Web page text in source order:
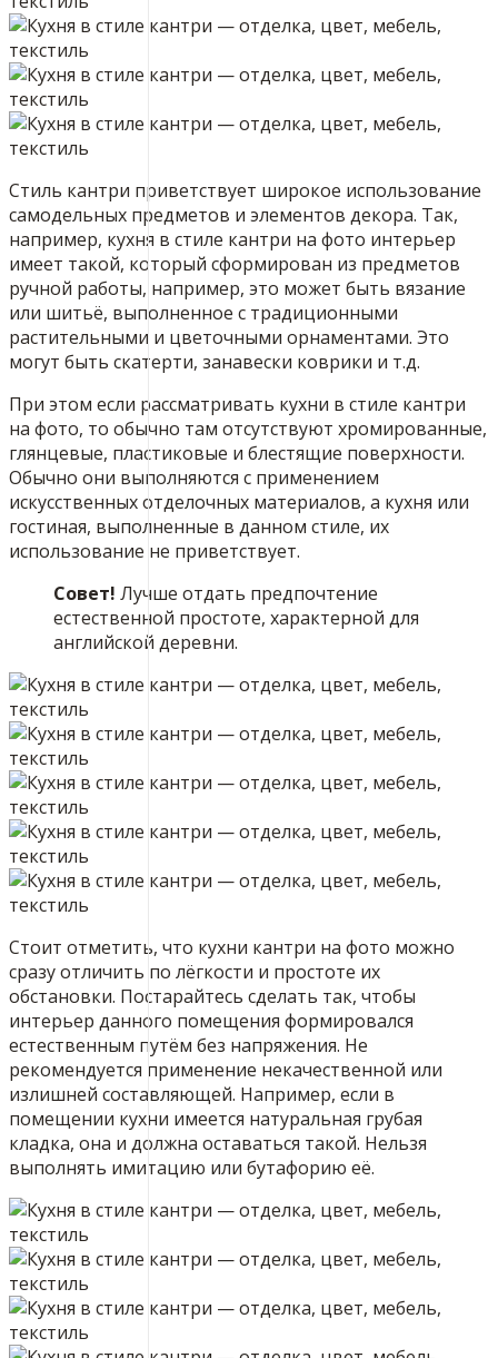
Стиль кантри приветствует широкое использование
самодельных предметов и элементов декора. Так,
например, кухня в стиле кантри на фото интерьер
имеет такой, который сформирован из предметов
ручной работы, например, это может быть вязание
или шитьё, выполненное с традиционными
растительными и цветочными орнаментами. Это
могут быть скатерти, занавески коврики и т.д.
При этом если рассматривать кухни в стиле кантри
на фото, то обычно там отсутствуют хромированные,
глянцевые, пластиковые и блестящие поверхности.
Обычно они выполняются с применением
искусственных отделочных материалов, а кухня или
гостиная, выполненные в данном стиле, их
использование не приветствует.
Совет! Лучше отдать предпочтение
естественной простоте, характерной для
английской деревни.
Стоит отметить, что кухни кантри на фото можно
сразу отличить по лёгкости и простоте их
обстановки. Постарайтесь сделать так, чтобы
интерьер данного помещения формировался
естественным путём без напряжения. Не
рекомендуется применение некачественной или
излишней составляющей. Например, если в
помещении кухни имеется натуральная грубая
кладка, она и должна оставаться такой. Нельзя
выполнять имитацию или бутафорию её.